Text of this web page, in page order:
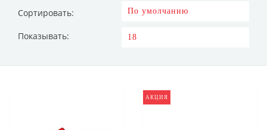
Сортировать:
Показывать:
АКЦИЯ